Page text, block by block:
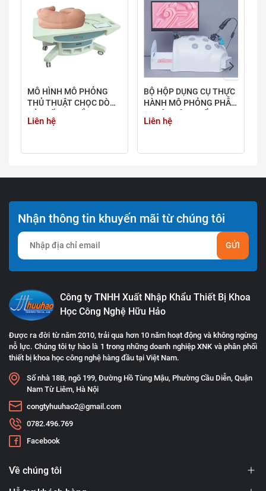
MÔ HÌNH MÔ PHỎNG
THỦ THUẬT CHỌC DÒ
THÔNG MINH CAO CẤP
Liên hệ
BỘ HỘP DỤNG CỤ THỰC
HÀNH MÔ PHỎNG PHẪU
Liên hệ
Nhận thông tin khuyến mãi từ chúng tôi
GỬI
Công ty TNHH Xuất Nhập Khẩu Thiết Bị Khoa
Học Công Nghệ Hữu Hảo
Được ra đời từ năm 2010, trải qua hơn 10 năm hoạt động và không ngừng
nỗ lực. Chúng tôi tự hào là 1 trong những doanh nghiệp XNK và phân phối
thiết bị khoa học công nghệ hàng đầu tại Việt Nam.
Số nhà 18B, ngõ 199, Đường Hồ Tùng Mậu, Phường Cầu Diễn, Quận
Nam Từ Liêm, Hà Nội
congtyhuuhao2@gmail.com
0782.496.769
Facebook
Về chúng tôi